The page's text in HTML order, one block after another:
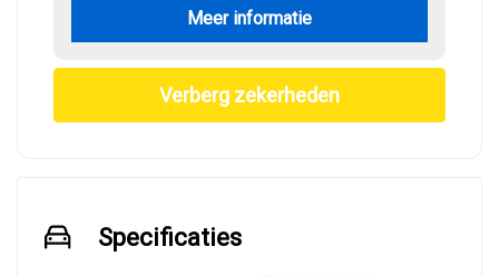
Meer informatie
Verberg zekerheden
Specificaties